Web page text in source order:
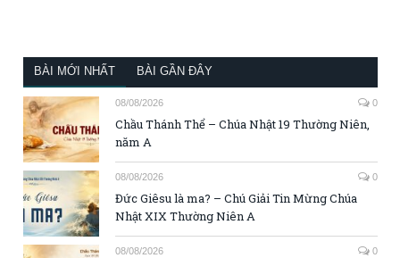
BÀI MỚI NHẤT BÀI GẦN ĐÂY
08/08/2026 0
Chầu Thánh Thể – Chúa Nhật 19 Thường Niên,
năm A
08/08/2026 0
Đức Giêsu là ma? – Chú Giải Tin Mừng Chúa
Nhật XIX Thường Niên A
08/08/2026 0